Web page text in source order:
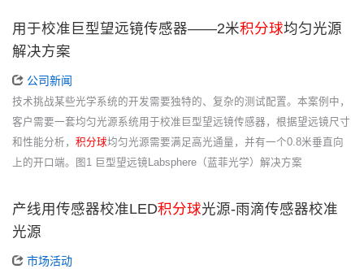
用于校准巨型望远镜传感器——2米积分球均匀光源
解决方案
公司新闻
技术挑战某些光学系统的开发需要独特的、复杂的测试配置。本案例中，
客户需要一套均匀光源系统用于校准巨型望远镜传感器，根据望远镜尺寸
和性能分析， 积分球均匀光源需要满足高光通量，并有一个0.8米垂直向
上的开口端。图1 巨型望远镜Labsphere（蓝菲光学）解决方案
产线用传感器校准LED积分球光源-雨滴传感器校准
光源
市场活动